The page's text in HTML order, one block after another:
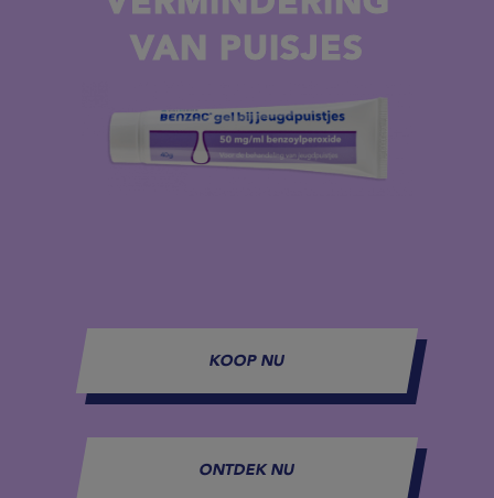
VAN PUISJES
KOOP NU
ONTDEK NU